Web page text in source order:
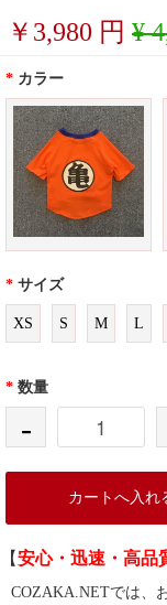
￥ 3,980 円 ¥
* カラー
* サイズ
XS S M L
* 数量
-
カートへ入れ
【安心・迅速・高品
COZAKA.NETでは、